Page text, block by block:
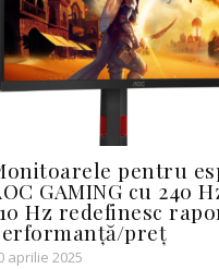
pentru
GAMING cu 240
Hz redefinesc
preț
aprilie 2025